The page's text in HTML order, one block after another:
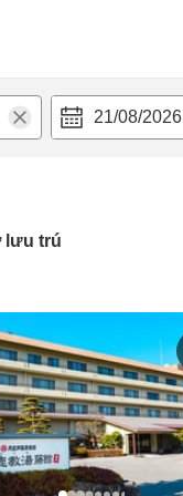
21/08/2026
lưu trú